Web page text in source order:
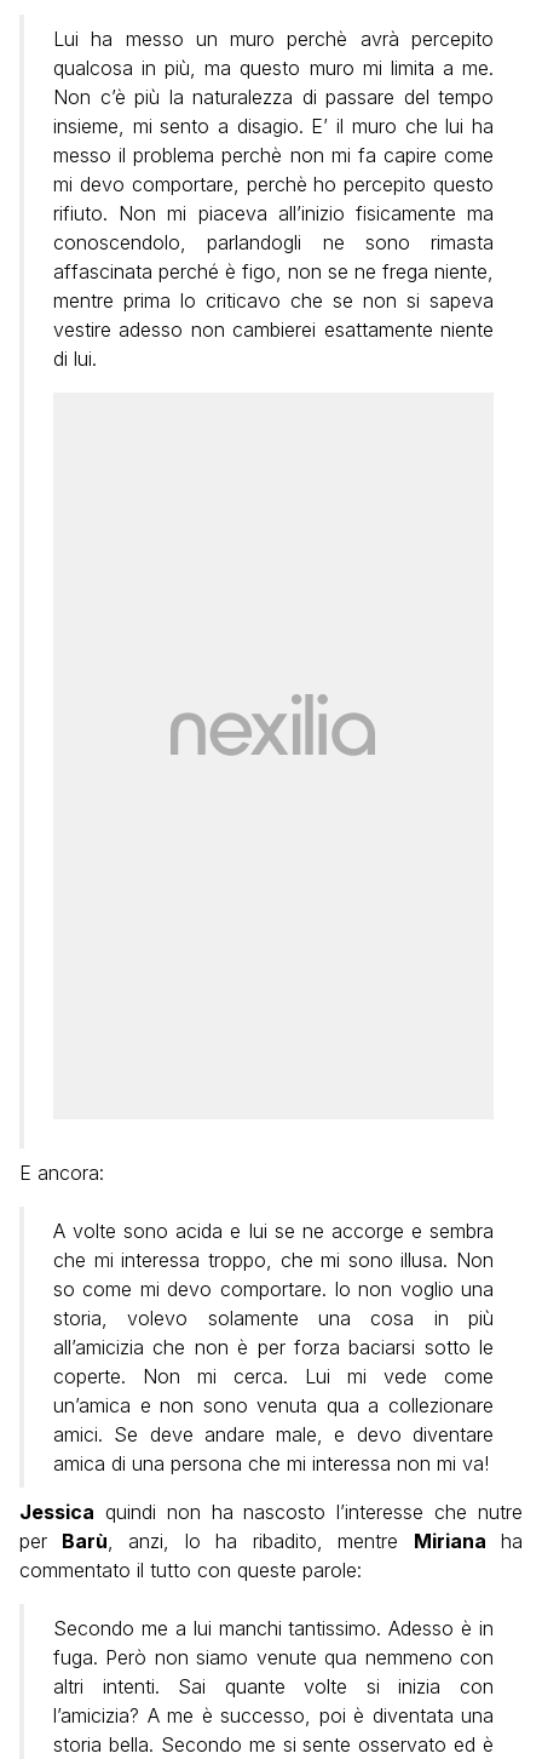
Lui ha messo un muro perchè avrà percepito
qualcosa in più, ma questo muro mi limita a me.
Non c’è più la naturalezza di passare del tempo
insieme, mi sento a disagio. E’ il muro che lui ha
messo il problema perchè non mi fa capire come
mi devo comportare, perchè ho percepito questo
rifiuto. Non mi piaceva all’inizio fisicamente ma
conoscendolo, parlandogli ne sono rimasta
affascinata perché è figo, non se ne frega niente,
mentre prima lo criticavo che se non si sapeva
vestire adesso non cambierei esattamente niente
di lui.
E ancora:
A volte sono acida e lui se ne accorge e sembra
che mi interessa troppo, che mi sono illusa. Non
so come mi devo comportare. Io non voglio una
storia, volevo solamente una cosa in più
all’amicizia che non è per forza baciarsi sotto le
coperte. Non mi cerca. Lui mi vede come
un’amica e non sono venuta qua a collezionare
amici. Se deve andare male, e devo diventare
amica di una persona che mi interessa non mi va!
Jessica quindi non ha nascosto l’interesse che nutre
per Barù , anzi, lo ha ribadito, mentre Miriana ha
commentato il tutto con queste parole:
Secondo me a lui manchi tantissimo. Adesso è in
fuga. Però non siamo venute qua nemmeno con
altri intenti. Sai quante volte si inizia con
l’amicizia? A me è successo, poi è diventata una
storia bella. Secondo me si sente osservato ed è